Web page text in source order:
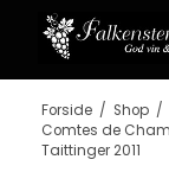
Forside / Shop /
Comtes de
Taittinger 2011